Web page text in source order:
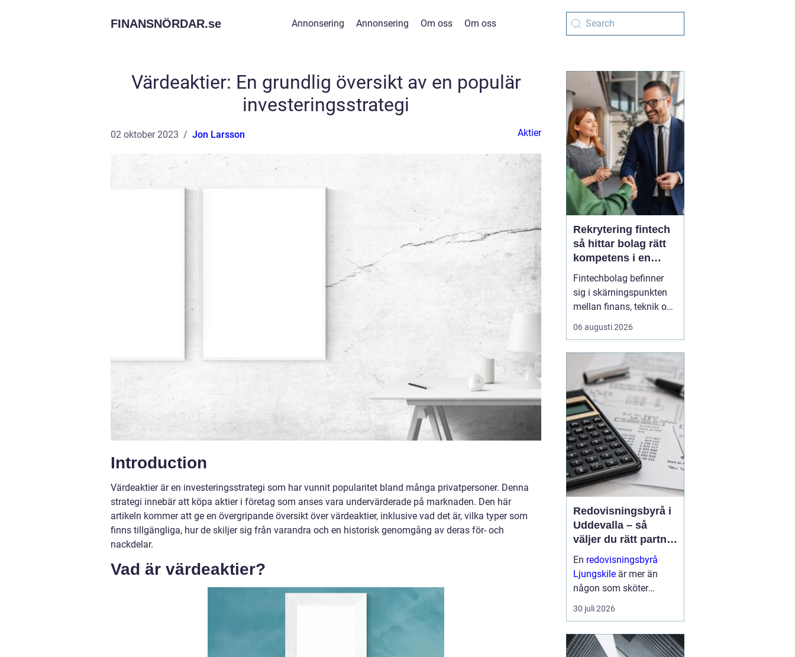
FINANSNÖRDAR.se Annonsering Annonsering Om oss Om oss
Värdeaktier: En grundlig översikt av en populär
investeringsstrategi
02 oktober 2023 Jon Larsson Aktier
Introduction
Värdeaktier är en investeringsstrategi som har vunnit popularitet bland många privatpersoner. Denna
strategi innebär att köpa aktier i företag som anses vara undervärderade på marknaden. Den här
artikeln kommer att ge en övergripande översikt över värdeaktier, inklusive vad det är, vilka typer som
finns tillgängliga, hur de skiljer sig från varandra och en historisk genomgång av deras för- och
nackdelar.
Vad är värdeaktier?
Rekrytering fintech
så hittar bolag rätt
kompetens i en
reglerad och
snabbföränderlig
bransch
Fintechbolag befinner
sig i skärningspunkten
mellan finans, teknik och
innovation. Tempot är
högt, affärsmodellerna
nya regelverk påverkar
vardagen. Samtidigt
behöver kunderna känna
tillit, och
tillsynsmyndigheter
kräver ordning ...
06 augusti 2026
Redovisningsbyrå i
Uddevalla – så
väljer du rätt partner
för företagets
ekonomi
En redovisningsbyrå
Ljungskile är mer än
någon som sköter
bokföringen i
bakgrunden. För många
30 juli 2026